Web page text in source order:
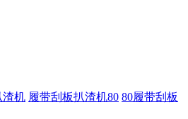
渣机 履带刮板扒渣机80 80履带刮板